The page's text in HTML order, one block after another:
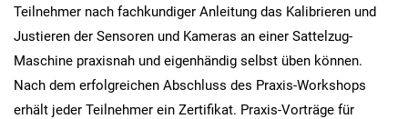
Teilnehmer nach fachkundiger Anleitung das Kalibrieren und
Justieren der Sensoren und Kameras an einer Sattelzug-
Maschine praxisnah und eigenhändig selbst üben können.
Nach dem erfolgreichen Abschluss des Praxis-Workshops
erhält jeder Teilnehmer ein Zertifikat. Praxis-Vorträge für